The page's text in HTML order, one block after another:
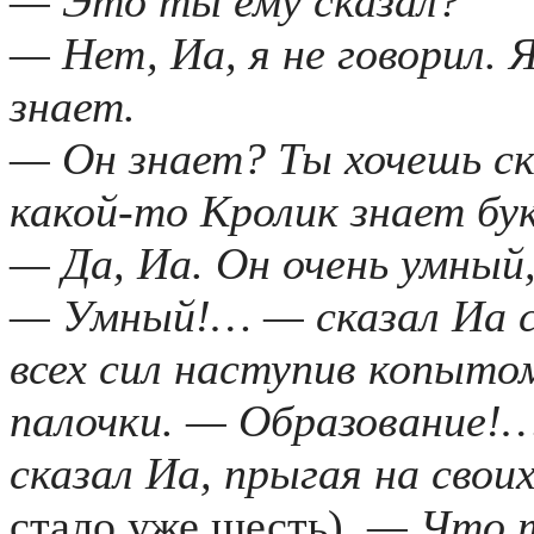
— Нет, Иа, я не говорил.
знает.
— Он знает? Ты хочешь
какой-то Кролик знает
— Да, Иа. Он очень
— Умный!… — сказал Иа с
всех сил наступив
палочки. —
сказал Иа, прыгая на